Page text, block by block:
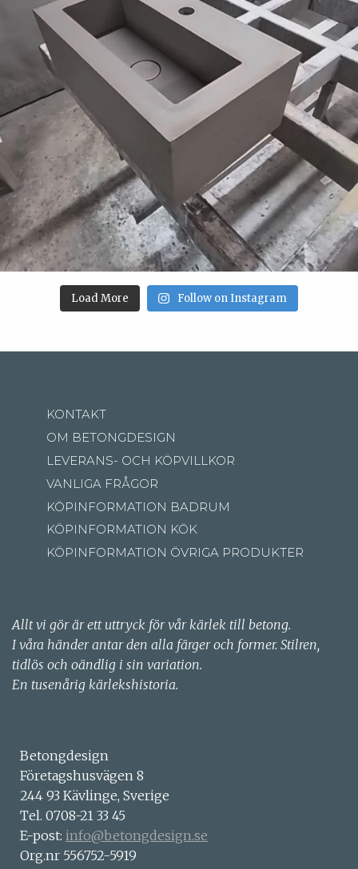
Load More Follow on Instagram
KONTAKT
OM BETONGDESIGN
LEVERANS- OCH KÖPVILLKOR
VANLIGA FRÅGOR
KÖPINFORMATION BADRUM
KÖPINFORMATION KÖK
KÖPINFORMATION ÖVRIGA PRODUKTER
Allt vi gör är ett uttryck för vår kärlek till betong.
I våra händer antar den alla färger och former. Stilren,
tidlös och oändlig i sin variation.
En tusenårig kärlekshistoria.
Betongdesign
Företagshusvägen 8
244 93 Kävlinge, Sverige
Tel. 0708-21 33 45
E-post: info@betongdesign.se
Org.nr 556752-5919